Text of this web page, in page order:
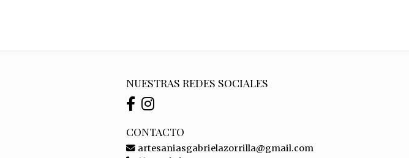
NUESTRAS REDES SOCIALES
CONTACTO
artesaniasgabrielazorrilla@gmail.com